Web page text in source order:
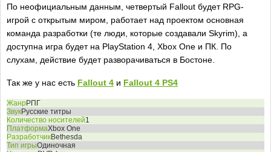
По неофициальным данным, четвертый Fallout будет RPG-
игрой с открытым миром, работает над проектом основная
команда разработки (те люди, которые создавали Skyrim), а
доступна игра будет на PlayStation 4, Xbox One и ПК. По
слухам, действие будет разворачиваться в Бостоне.
Так же у нас есть Fallout 4 и Fallout 4 PS4
ЖанрРПГ
ЗвукРусские титры
Количество носителей1
ПлатформаXbox One
РазработчикBethesda
Тип игрыОдиночная